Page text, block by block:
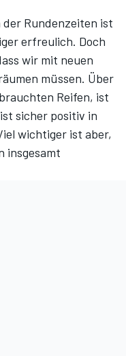
Rundenzeiten ist
erfreulich. Doch
wir mit neuen
müssen. Über
Reifen, ist
sicher positiv in
wichtiger ist aber,
insgesamt